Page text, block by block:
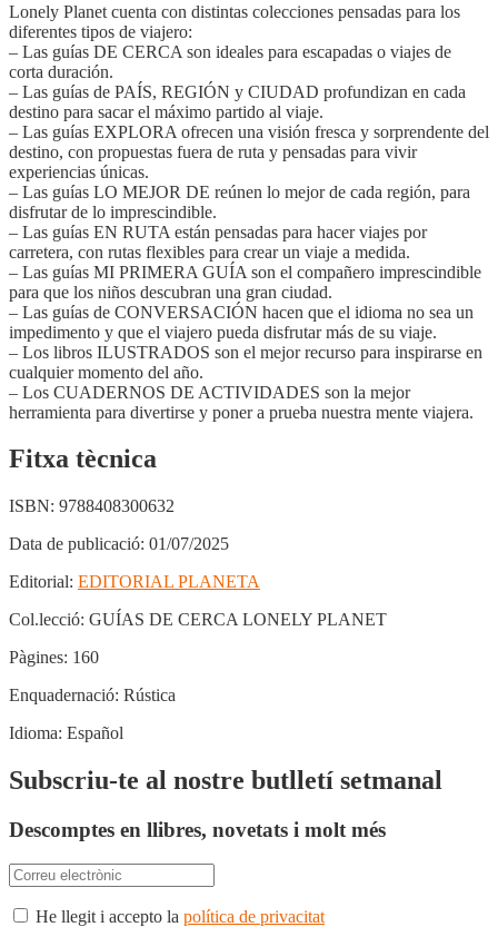
Lonely Planet cuenta con distintas colecciones pensadas para los
diferentes tipos de viajero:
– Las guías DE CERCA son ideales para escapadas o viajes de
corta duración.
– Las guías de PAÍS, REGIÓN y CIUDAD profundizan en cada
destino para sacar el máximo partido al viaje.
– Las guías EXPLORA ofrecen una visión fresca y sorprendente del
destino, con propuestas fuera de ruta y pensadas para vivir
experiencias únicas.
– Las guías LO MEJOR DE reúnen lo mejor de cada región, para
disfrutar de lo imprescindible.
– Las guías EN RUTA están pensadas para hacer viajes por
carretera, con rutas flexibles para crear un viaje a medida.
– Las guías MI PRIMERA GUÍA son el compañero imprescindible
para que los niños descubran una gran ciudad.
– Las guías de CONVERSACIÓN hacen que el idioma no sea un
impedimento y que el viajero pueda disfrutar más de su viaje.
– Los libros ILUSTRADOS son el mejor recurso para inspirarse en
cualquier momento del año.
– Los CUADERNOS DE ACTIVIDADES son la mejor
herramienta para divertirse y poner a prueba nuestra mente viajera.
Fitxa tècnica
ISBN: 9788408300632
Data de publicació: 01/07/2025
Editorial: EDITORIAL PLANETA
Col.lecció: GUÍAS DE CERCA LONELY PLANET
Pàgines: 160
Enquadernació: Rústica
Idioma: Español
Subscriu-te al nostre butlletí setmanal
Descomptes en llibres, novetats i molt més
He llegit i accepto la política de privacitat